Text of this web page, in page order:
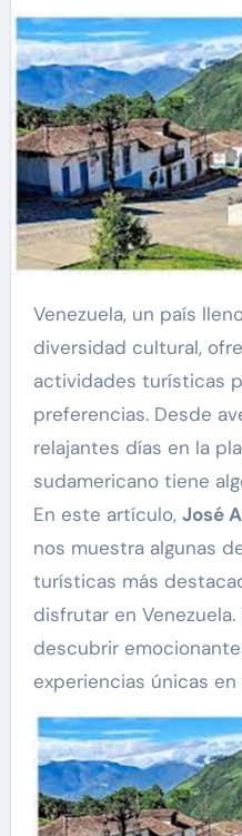
Venezuela, un país lleno de belleza natural y
diversidad cultural,
actividades turísticas
preferencias. Desde
relajantes días en la
sudamericano tiene
En este artículo, José
nos muestra algunas
turísticas más
disfrutar en Venezuela.
descubrir
experiencias únicas